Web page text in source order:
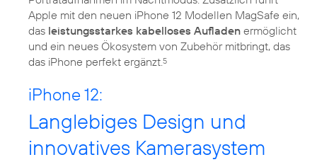
Apple mit den neuen iPhone 12 Modellen MagSafe ein,
das leistungsstarkes kabelloses Aufladen ermöglicht
und ein neues Ökosystem von Zubehör mitbringt, das
das iPhone perfekt ergänzt.5
iPhone 12:
Langlebiges Design und
innovatives Kamerasystem